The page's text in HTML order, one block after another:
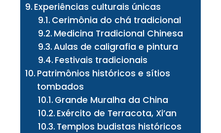
Experiências culturais únicas
Cerimônia do chá tradicional
Medicina Tradicional Chinesa
Aulas de caligrafia e pintura
Festivais tradicionais
Patrimônios históricos e sítios
tombados
Grande Muralha da China
Exército de Terracota, Xi’an
Templos budistas históricos